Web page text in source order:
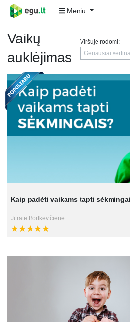
Meniu
Vaikų
auklėjimas
Viršuje rodomi:
Geriausiai
Kaip padėti vaikams tapti
Jūratė Bortkevičienė